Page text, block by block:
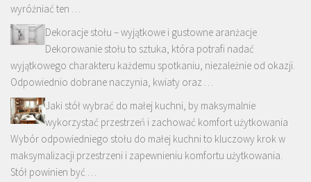
wyróżniać ten …
Dekoracje stołu – wyjątkowe i gustowne aranżacje
Dekorowanie stołu to sztuka, która potrafi nadać
wyjątkowego charakteru każdemu spotkaniu, niezależnie od okazji.
Odpowiednio dobrane naczynia, kwiaty oraz …
Jaki stół wybrać do małej kuchni, by maksymalnie
wykorzystać przestrzeń i zachować komfort użytkowania
Wybór odpowiedniego stołu do małej kuchni to kluczowy krok w
maksymalizacji przestrzeni i zapewnieniu komfortu użytkowania.
Stół powinien być …